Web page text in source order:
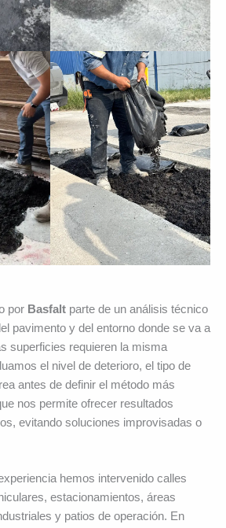
por Basfalt parte de un análisis técnico
pavimento y del entorno donde se va a
superficies requieren la misma
el nivel de deterioro, el tipo de
antes de definir el método más
nos permite ofrecer resultados
evitando soluciones improvisadas o
hemos intervenido calles
estacionamientos, áreas
y patios de operación. En